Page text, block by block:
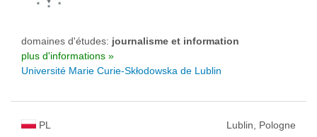
domaines d'études: journalisme et information
plus d'informations »
Université Marie Curie-Skłodowska de Lublin
PL Lublin, Pologne